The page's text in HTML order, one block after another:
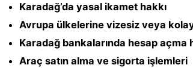
Karadağ’da yasal ikamet hakkı
Avrupa ülkelerine vizesiz veya
Karadağ bankalarında hesap açma
Araç satın alma ve sigorta işlemleri